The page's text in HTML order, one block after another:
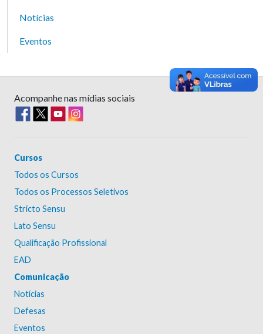
Notícias
Eventos
Acompanhe nas mídias sociais
Cursos
Todos os Cursos
Todos os Processos Seletivos
Stricto Sensu
Lato Sensu
Qualificação Profissional
EAD
Comunicação
Notícias
Defesas
Eventos